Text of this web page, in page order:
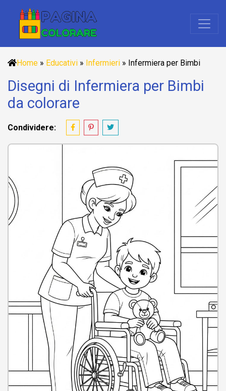
Home » Educativi » Infermieri » Infermiera per Bimbi
Disegni di Infermiera per Bimbi
da colorare
Condividere: